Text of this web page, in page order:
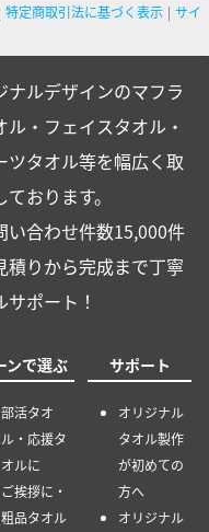
特定商取引法に基づく表示
サイ
ナルデザインのマフラ
ル・フェイスタオル・
ツタオル等を幅広く取
おります。
い合わせ件数15,000件
積りから完成まで丁寧
サポート！
ンで選ぶ
部活タオ
ル・応援タ
オルに
ご挨拶に・
粗品タオル
サポート
オリジナル
タオル製作
が初めての
方へ
オリジナル